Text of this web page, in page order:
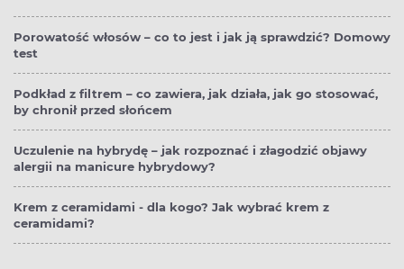
Porowatość włosów – co to jest i jak ją sprawdzić? Domowy
test
Podkład z filtrem – co zawiera, jak działa, jak go stosować,
by chronił przed słońcem
Uczulenie na hybrydę – jak rozpoznać i złagodzić objawy
alergii na manicure hybrydowy?
Krem z ceramidami - dla kogo? Jak wybrać krem z
ceramidami?